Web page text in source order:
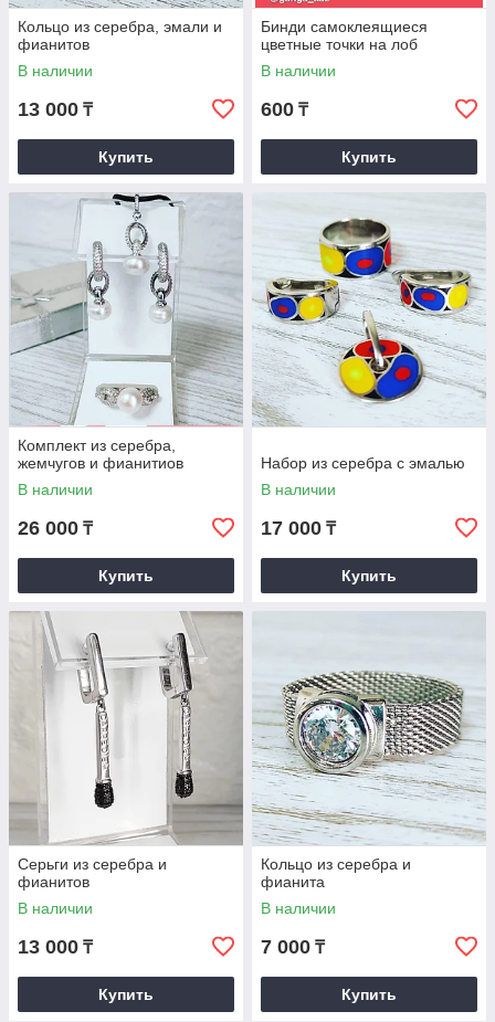
Кольцо из серебра, эмали и
фианитов
В наличии
13 000 ₸
Купить
Бинди самоклеящиеся
цветные точки на лоб
В наличии
600 ₸
Купить
Комплект из серебра,
жемчугов и фианитиов
В наличии
26 000 ₸
Купить
Набор из серебра с эмалью
В наличии
17 000 ₸
Купить
Серьги из серебра и
фианитов
В наличии
13 000 ₸
Купить
Кольцо из серебра и
фианита
В наличии
7 000 ₸
Купить